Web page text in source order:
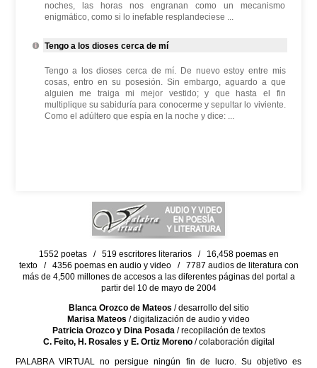
noches, las horas nos engranan como un mecanismo
enigmático, como si lo inefable resplandeciese ...
Tengo a los dioses cerca de mí
Tengo a los dioses cerca de mí. De nuevo estoy entre mis
cosas, entro en su posesión. Sin embargo, aguardo a que
alguien me traiga mi mejor vestido; y que hasta el fin
multiplique su sabiduría para conocerme y sepultar lo viviente.
Como el adúltero que espía en la noche y dice: ...
1552 poetas / 519 escritores literarios / 16,458 poemas en
texto / 4356 poemas en audio y video / 7787 audios de literatura con
más de 4,500 millones de accesos a las diferentes páginas del portal a
partir del 10 de mayo de 2004
Blanca Orozco de Mateos / desarrollo del sitio
Marisa Mateos / digitalización de audio y video
Patricia Orozco y Dina Posada/ recopilación de textos
C. Feito, H. Rosales y E. Ortiz Moreno/ colaboración digital
PALABRA VIRTUAL no persigue ningún fin de lucro. Su objetivo es